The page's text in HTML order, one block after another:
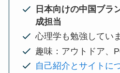
日本向けの中国ブラ
成担当
心理学も勉強してい
趣味：アウトドア、
自己紹介とサイトに